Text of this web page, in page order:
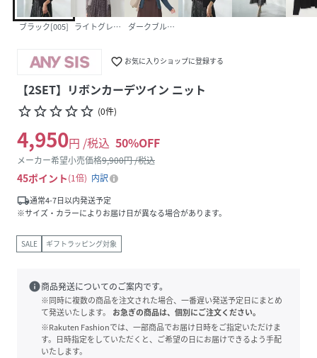
ブラック[005] ライトグレー[003]ダークブルー[074]
favorite_border お気に入りショップに登録する
【2SET】リボンカーデツイン ニット
star_borderstar_borderstar_borderstar_borderstar_border (0件)
4,950円 /税込 50%OFF
メーカー希望小売価格9,900円 /税込
45ポイント 1倍
内訳
local_shipping通常4-7日以内発送予定
※サイズ・カラーによりお届け日が異なる場合があります。
SALE ギフトラッピング対象
info商品発送についてのご案内です。
※同時に複数の商品を注文された場合、一番遅い発送予定日にまとめ
て発送いたします。
お急ぎの商品は、個別にご注文ください。
※Rakuten Fashionでは、一部商品でお届け日時をご指定いただけま
す。日時指定をしていただくと、ご希望の日にお届けできるよう手配
いたします。